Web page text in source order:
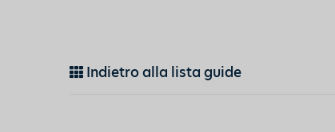
Indietro alla lista guide